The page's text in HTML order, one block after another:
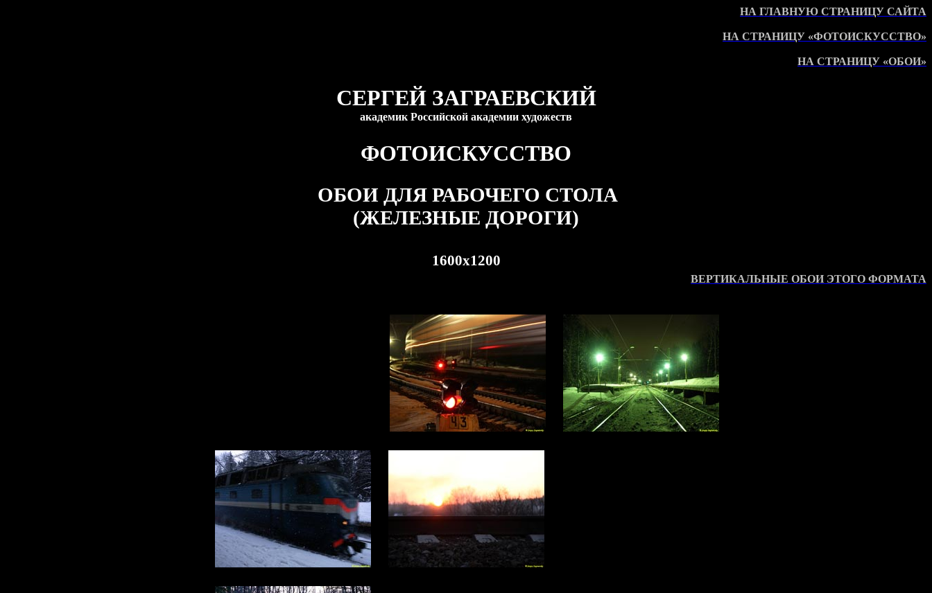
НА ГЛАВНУЮ СТРАНИЦУ САЙТА
НА СТРАНИЦУ «ФОТОИСКУССТВО»
НА СТРАНИЦУ «ОБОИ»
СЕРГЕЙ ЗАГРАЕВСКИЙ
академик Российской академии художеств
ФОТОИСКУССТВО
ОБОИ ДЛЯ РАБОЧЕГО СТОЛА
(ЖЕЛЕЗНЫЕ ДОРОГИ)
1600x1200
ВЕРТИКАЛЬНЫЕ ОБОИ ЭТОГО ФОРМАТА